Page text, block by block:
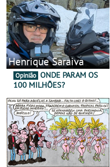
Henrique Saraiva
Opinião
100 MILHÕES?